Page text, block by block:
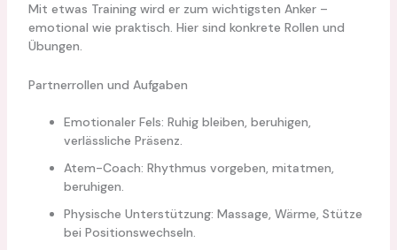
Mit etwas Training wird er zum wichtigsten Anker –
emotional wie praktisch. Hier sind konkrete Rollen und
Übungen.
Partnerrollen und Aufgaben
Emotionaler Fels: Ruhig bleiben, beruhigen,
verlässliche Präsenz.
Atem-Coach: Rhythmus vorgeben, mitatmen,
beruhigen.
Physische Unterstützung: Massage, Wärme, Stütze
bei Positionswechseln.